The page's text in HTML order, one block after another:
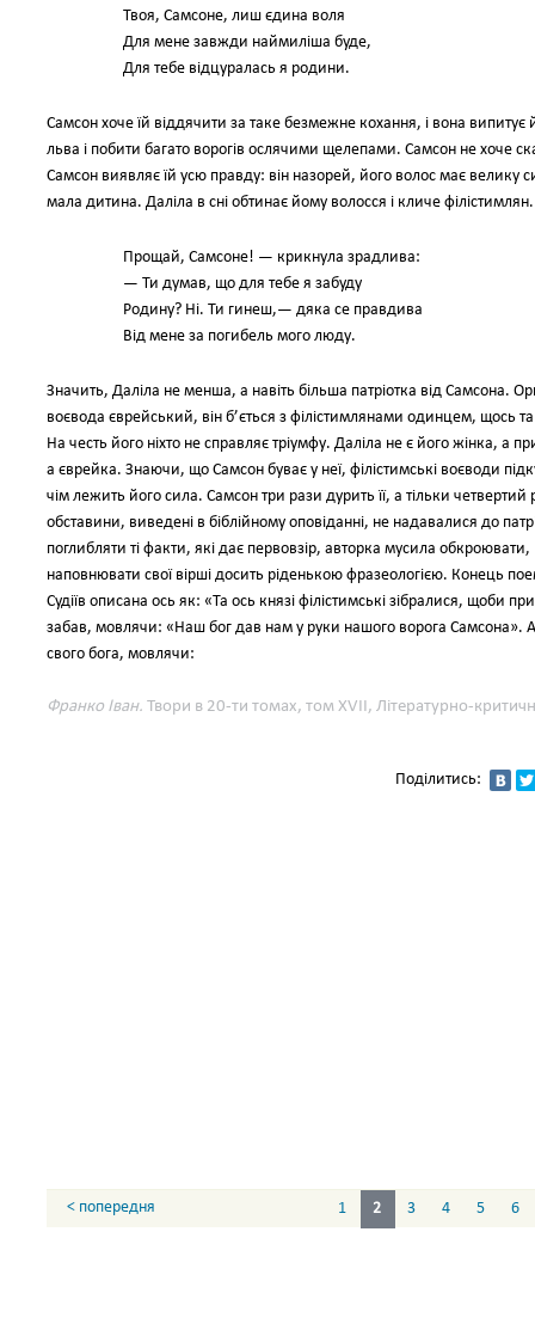
Твоя, Самсоне, лиш єдина воля
Для мене завжди наймиліша буде,
Для тебе відцуралась я родини.
Самсон хоче їй віддячити за таке безмежне кохання, і вона
льва і побити багато ворогів ослячими щелепами. Самсон не хоче
Самсон виявляє їй усю правду: він назорей, його волос має велику
мала дитина. Даліла в сні обтинає йому волосся і кличе
Прощай, Самсоне! — крикнула зрадлива:
— Ти думав, що для тебе я забуду
Родину? Ні. Ти гинеш,— дяка се правдива
Від мене за погибель мого люду.
Значить, Даліла не менша, а навіть більша патріотка від Самсона.
воєвода єврейський, він б’ється з філістимлянами одинцем, щось
На честь його ніхто не справляє тріумфу. Даліла не є його жінка, а
а єврейка. Знаючи, що Самсон буває у неї, філістимські воєводи
чім лежить його сила. Самсон три рази дурить її, а тільки
обставини, виведені в біблійному оповіданні, не надавалися до
поглибляти ті факти, які дає первовзір, авторка мусила
наповнювати свої вірші досить ріденькою фразеологією. Конець
Судіїв описана ось як: «Та ось князі філістимські зібралися, щоби
забав, мовлячи: «Наш бог дав нам у руки нашого ворога Самсона».
свого бога, мовлячи:
Франко Іван. Твори в 20-ти томах, том XVIІ, Літературно-
Поділитись:
< попередня 1 2 3 4 5 6